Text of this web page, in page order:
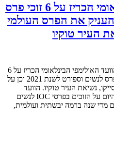
הוועד האולימפי הבינלאומי הכריז על 6 זוכי פרס
את הפרס העולמי
העיר טוקיו
מאת: הוועד האולימפי הבינלאומי הוועד האולימפי הבינלאומי הכריז על 6
זוכי פרס תומכי השוויון המגדרי – פרס לנשים וספורט לשנת 2021 וכן על
נשיאת העיר טוקיו. הוועד
האולימפי הבינלאומי (IOC) הכריז היום על הזוכים בפרסי IOC לנשים
ניתנים מדי שנה ברמה יבשתית ועולמית,